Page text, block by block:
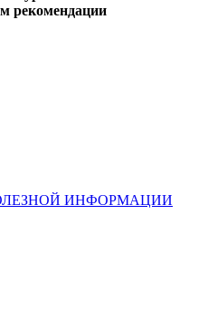
рекомендации
ИНФОРМАЦИИ